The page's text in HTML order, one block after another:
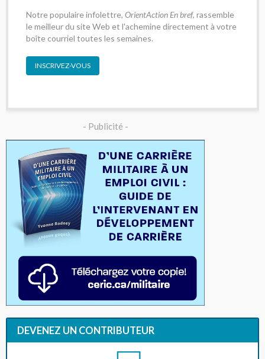
Notre populaire infolettre, OrientAction En bref, rassemble
le meilleur du site Web et l'achemine directement à votre
boîte courriel toutes les semaines.
INSCRIVEZ-VOUS
- Publicité -
DEVENEZ UN CONTRIBUTEUR